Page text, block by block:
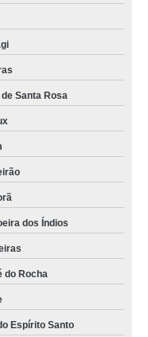
de Dentro
Santa Rosa
dos Índios
do Rocha
Espírito Santo